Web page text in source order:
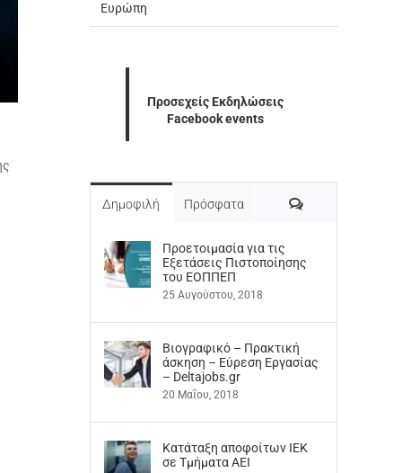
Ευρώπη
Προσεχείς Εκδηλώσεις
Facebook events
Δημοφιλή Πρόσφατα Σχόλια
Προετοιμασία για τις
Εξετάσεις Πιστοποίησης
του ΕΟΠΠΕΠ
25 Αυγούστου, 2018
Βιογραφικό – Πρακτική
άσκηση – Εύρεση Εργασίας
– Deltajobs.gr
20 Μαΐου, 2018
Kατάταξη αποφοίτων ΙΕΚ
σε Τμήματα ΑΕΙ